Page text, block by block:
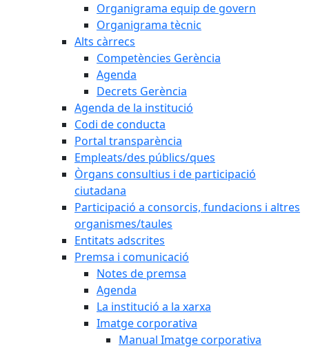
Organigrama equip de govern
Organigrama tècnic
Alts càrrecs
Competències Gerència
Agenda
Decrets Gerència
Agenda de la institució
Codi de conducta
Portal transparència
Empleats/des públics/ques
Òrgans consultius i de participació
ciutadana
Participació a consorcis, fundacions i altres
organismes/taules
Entitats adscrites
Premsa i comunicació
Notes de premsa
Agenda
La institució a la xarxa
Imatge corporativa
Manual Imatge corporativa